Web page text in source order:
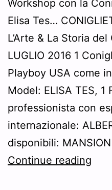
Workshop con la
Elisa Tes…
L’Arte & La Storia
LUGLIO 2016 1
Playboy USA come
Model: ELISA TES, 1
professionista con
internazionale:
disponibili:
Continue reading